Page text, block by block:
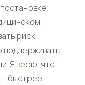
риск
поддерживать
Я верю, что
быстрее